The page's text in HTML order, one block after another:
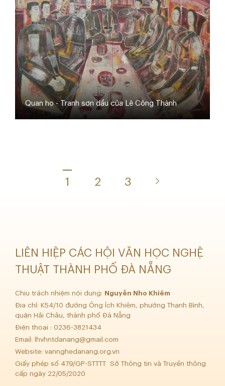
Quan họ - Tranh sơn dầu của Lê Công Thành
1 2 3
LIÊN HIỆP CÁC HỘI VĂN HỌC NGHỆ
THUẬT THÀNH PHỐ ĐÀ NẴNG
Chịu trách nhiệm nội dung: Nguyễn Nho Khiêm
Địa chỉ: K54/10 đường Ông Ích Khiêm, phường Thanh Bình,
quận Hải Châu, thành phố Đà Nẵng
Điện thoại : 0236-3821434
Email:
lhvhntdanang@gmail.com
Website: vannghedanang.org.vn
Giấy phép số 479/GP-STTTT Sở Thông tin và Truyền thông
cấp ngày 22/05/2020